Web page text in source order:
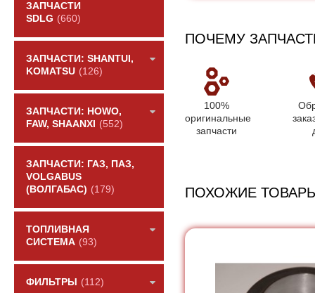
ЗАПЧАСТИ
SDLG (660)
ЗАПЧАСТИ: SHANTUI,
KOMATSU (126)
ЗАПЧАСТИ: HOWO,
FAW, SHAANXI
(552)
ЗАПЧАСТИ: ГАЗ, ПАЗ,
VOLGABUS
(ВОЛГАБАС) (179)
ТОПЛИВНАЯ
СИСТЕМА (93)
ФИЛЬТРЫ (112)
ПОЧЕМУ
100%
оригинальные
запчасти
ПОХОЖИЕ